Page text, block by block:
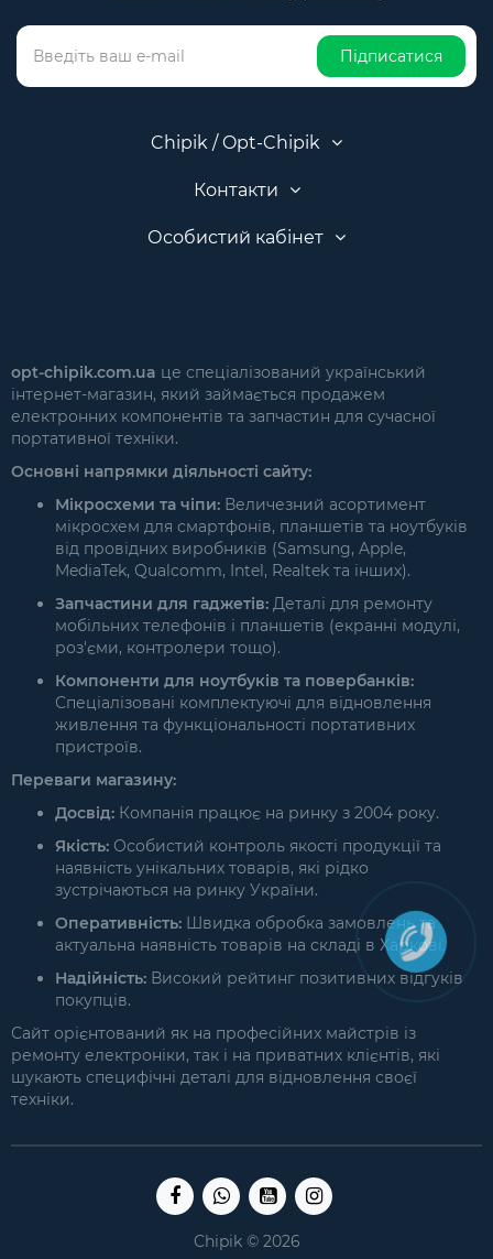
Підписатися
Chipik / Opt-Chipik
Контакти
Особистий кабінет
opt-chipik.com.ua це спеціалізований український
інтернет-магазин, який займається продажем
електронних компонентів та запчастин для сучасної
портативної техніки.
Основні напрямки діяльності сайту:
Мікросхеми та чіпи: Величезний асортимент
мікросхем для смартфонів, планшетів та ноутбуків
від провідних виробників (Samsung, Apple,
MediaTek, Qualcomm, Intel, Realtek та інших).
Запчастини для гаджетів: Деталі для ремонту
мобільних телефонів і планшетів (екранні модулі,
роз'єми, контролери тощо).
Компоненти для ноутбуків та повербанків:
Спеціалізовані комплектуючі для відновлення
живлення та функціональності портативних
пристроїв.
Переваги магазину:
Досвід: Компанія працює на ринку з 2004 року.
Якість: Особистий контроль якості продукції та
наявність унікальних товарів, які рідко
зустрічаються на ринку України.
Оперативність: Швидка обробка замовлень та
актуальна наявність товарів на складі в Харкові.
Надійність: Високий рейтинг позитивних відгуків
покупців.
Сайт орієнтований як на професійних майстрів із
ремонту електроніки, так і на приватних клієнтів, які
шукають специфічні деталі для відновлення своєї
техніки.
Chipik © 2026